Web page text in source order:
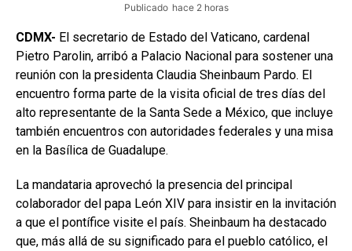
Publicado hace 2 horas
CDMX- El secretario de Estado del Vaticano, cardenal
Pietro Parolin, arribó a Palacio Nacional para sostener una
reunión con la presidenta Claudia Sheinbaum Pardo. El
encuentro forma parte de la visita oficial de tres días del
alto representante de la Santa Sede a México, que incluye
también encuentros con autoridades federales y una misa
en la Basílica de Guadalupe.
La mandataria aprovechó la presencia del principal
colaborador del papa León XIV para insistir en la invitación
a que el pontífice visite el país. Sheinbaum ha destacado
que, más allá de su significado para el pueblo católico, el